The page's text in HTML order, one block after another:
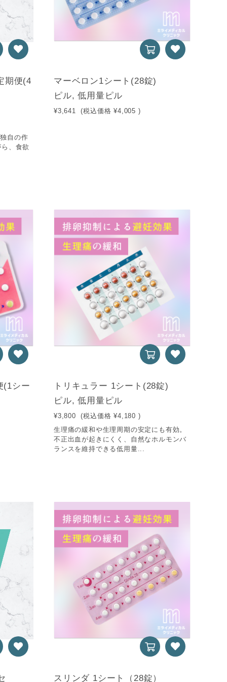
期便(4
自の作
、食欲
マーベロン1シート(28錠)
ピル, 低用量ピル
¥3,641 (税込価格 ¥4,005 )
(1シー
トリキュラー 1シート(28錠)
ピル, 低用量ピル
¥3,800 (税込価格 ¥4,180 )
生理痛の緩和や生理周期の安定にも有効。
不正出血が起きにくく、自然なホルモンバ
ランスを維持できる低用量...
スリンダ 1シート（28錠）